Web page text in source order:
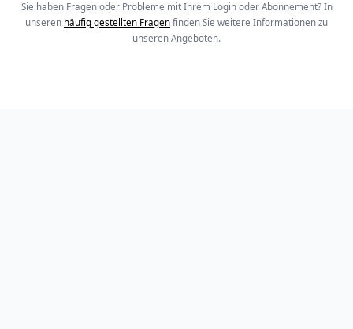
Sie haben Fragen oder Probleme mit Ihrem Login oder Abonnement? In
unseren häufig gestellten Fragen finden Sie weitere Informationen zu
unseren Angeboten.